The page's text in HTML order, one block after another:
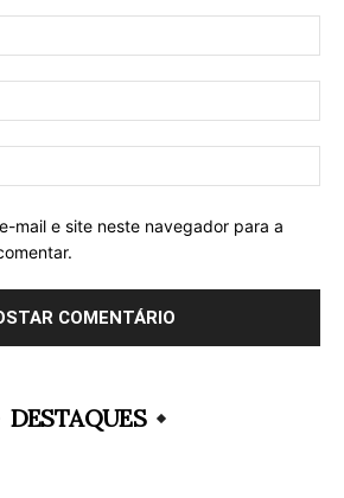
mail e site neste navegador para a
DESTAQUES